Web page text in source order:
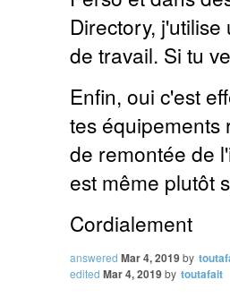
Directory,
de travail. Si tu
Enfin, oui c'est
tes équipements
de remontée de
est même plutôt
Cordialement
answered Mar 4, 2019by
edited Mar 4, 2019by toutafait